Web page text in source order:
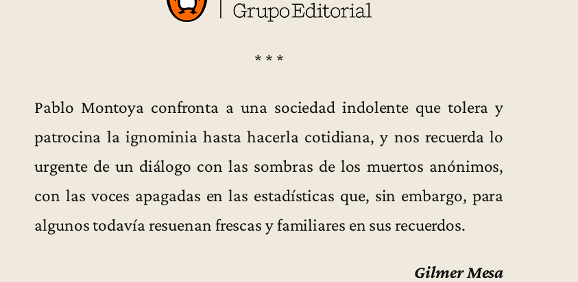
* * *
Pablo Montoya confronta a una sociedad indolente que tolera y
patrocina la ignominia hasta hacerla cotidiana, y nos recuerda lo
urgente de un diálogo con las sombras de los muertos anónimos,
con las voces apagadas en las estadísticas que, sin embargo, para
algunos todavía resuenan frescas y familiares en sus recuerdos.
Gilmer Mesa